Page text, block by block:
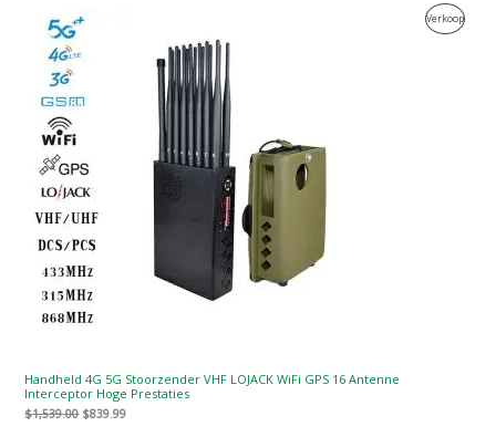
Verkoop
Handheld 4G 5G Stoorzender VHF LOJACK WiFi GPS 16 Antenne
Interceptor Hoge Prestaties
$1,539.00
Oorspronkelijke
prijs
$1,539.00.
$839.99
$839.99.